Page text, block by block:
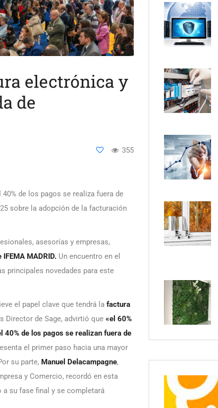
electrónica y
de
355
de los pagos se realiza fuera de
sobre la adopción de la facturación
asesorías y empresas,
MADRID. Un encuentro en el
principales novedades para este
el papel clave que tendrá la factura
Director de Sage, advirtió que «el 60%
40% de los pagos se realizan fuera de
el primer paso hacia una mayor
su parte, Manuel Delacampagne,
y Comercio, recordó en esta
su fase final y se completará